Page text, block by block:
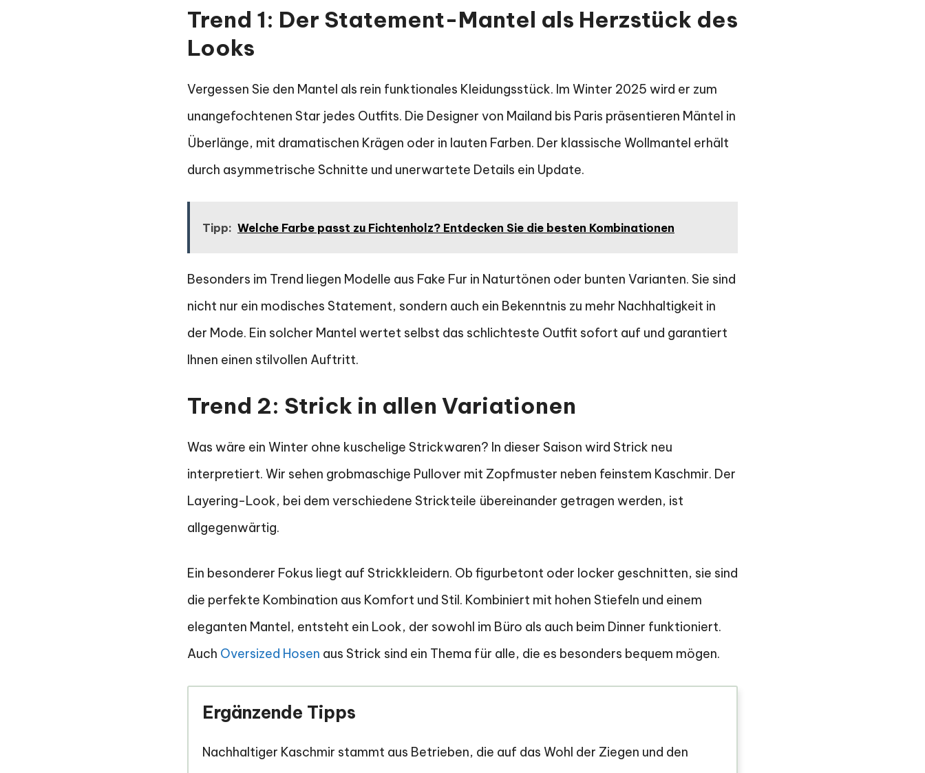
Trend 1: Der Statement-Mantel als Herzstück des
Looks
Vergessen Sie den Mantel als rein funktionales Kleidungsstück. Im Winter 2025 wird er zum
unangefochtenen Star jedes Outfits. Die Designer von Mailand bis Paris präsentieren Mäntel in
Überlänge, mit dramatischen Krägen oder in lauten Farben. Der klassische Wollmantel erhält
durch asymmetrische Schnitte und unerwartete Details ein Update.
Tipp: Welche Farbe passt zu Fichtenholz? Entdecken Sie die besten Kombinationen
Besonders im Trend liegen Modelle aus Fake Fur in Naturtönen oder bunten Varianten. Sie sind
nicht nur ein modisches Statement, sondern auch ein Bekenntnis zu mehr Nachhaltigkeit in
der Mode. Ein solcher Mantel wertet selbst das schlichteste Outfit sofort auf und garantiert
Ihnen einen stilvollen Auftritt.
Trend 2: Strick in allen Variationen
Was wäre ein Winter ohne kuschelige Strickwaren? In dieser Saison wird Strick neu
interpretiert. Wir sehen grobmaschige Pullover mit Zopfmuster neben feinstem Kaschmir. Der
Layering-Look, bei dem verschiedene Strickteile übereinander getragen werden, ist
allgegenwärtig.
Ein besonderer Fokus liegt auf Strickkleidern. Ob figurbetont oder locker geschnitten, sie sind
die perfekte Kombination aus Komfort und Stil. Kombiniert mit hohen Stiefeln und einem
eleganten Mantel, entsteht ein Look, der sowohl im Büro als auch beim Dinner funktioniert.
Auch Oversized Hosen aus Strick sind ein Thema für alle, die es besonders bequem mögen.
Ergänzende Tipps
Nachhaltiger Kaschmir stammt aus Betrieben, die auf das Wohl der Ziegen und den